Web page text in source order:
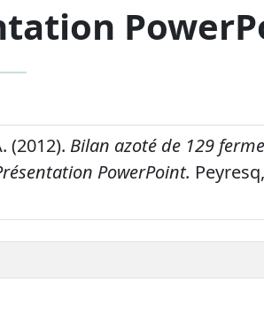
(2012). Bilan azoté de 129
PowerPoint.